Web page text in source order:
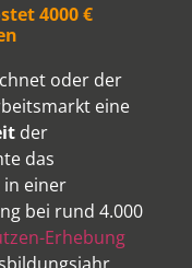
4000 €
oder der
eine
der
das
einer
bei rund 4.000
Erhebung